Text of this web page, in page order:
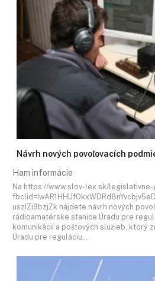
Návrh nových povoľovacích
Ham informácie
Na https://www.slov-lex.sk/
uszIZi9bzjZk nájdete návrh nových
rádioamatérske stanice Úradu pre
komunikácií a poštových služieb, ktorý
Úradu pre reguláciu…